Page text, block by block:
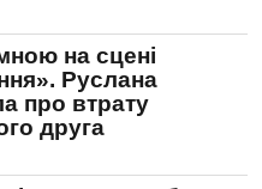
на сцені
Руслана
про втрату
друга